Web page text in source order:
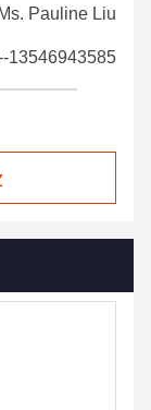
Ms. Pauline Liu
13546943585